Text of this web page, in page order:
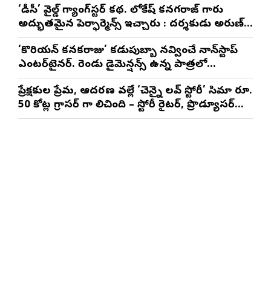
‘డీసీ’ వైల్డ్ గ్యాంగ్‌స్టర్ కథ. లోకేష్ కనగరాజ్ గారు
అద్భుతమైన పెర్ఫార్మెన్స్ ఇచ్చారు : దర్శకుడు అరుణ్
మాథేశ్వరన్
‘కొరియన్ కనకరాజు’ కడుపుబ్బా నవ్వించే నాన్‌స్టాప్
ఎంటర్‌టైనర్. రెండు డైమెన్షన్స్ ఉన్న పాత్రలో
నటించడం చాలా సంతృప్తినిచ్చింది : వరుణ్ తేజ్
ప్రేక్షకుల ప్రేమ, ఆదరణ వల్లే ‘చెన్నై లవ్ స్టోరీ’ సినిమా రూ.
50 కోట్ల గ్రాసర్ గా నిలిచింది – స్టోరీ రైటర్, ప్రొడ్యూసర్
సాయి రాజేష్